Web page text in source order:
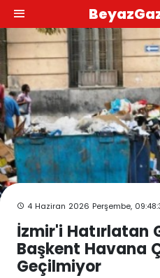
4 Haziran 2026 Perşembe,
İzmir'i Hatırlatan
Başkent Havana
Geçilmiyor